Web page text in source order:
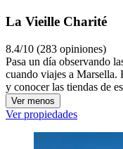
La Vieille Charité
8.4/10 (283 opiniones)
Pasa un día observando
cuando viajes a Marsella.
y conocer las tiendas de
Ver menos
Ver propiedades